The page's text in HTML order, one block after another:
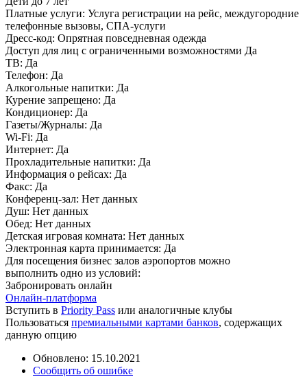
Платные услуги: Услуга регистрации на рейс, междугородние
телефонные вызовы, СПА-услуги
Дресс-код: Опрятная повседневная одежда
Доступ для лиц с ограниченными возможностями Да
ТВ: Да
Телефон: Да
Алкогольные напитки: Да
Курение запрещено: Да
Кондиционер: Да
Газеты/Журналы: Да
Wi-Fi: Да
Интернет: Да
Прохладительные напитки: Да
Информация о рейсах: Да
Факс: Да
Конференц-зал: Нет данных
Душ: Нет данных
Обед: Нет данных
Детская игровая комната: Нет данных
Электронная карта принимается: Да
Для посещения бизнес залов аэропортов можно
выполнить одно из условий:
Забронировать онлайн
Онлайн-платформа
Вступить в Priority Pass или аналогичные клубы
Пользоваться премиальными картами банков, содержащих
данную опцию
Обновлено: 15.10.2021
Сообщить об ошибке